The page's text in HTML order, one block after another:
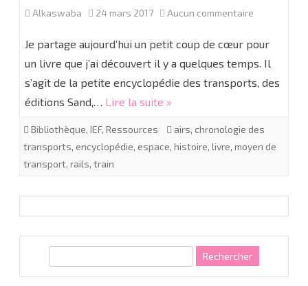
Alkaswaba 24 mars 2017 Aucun commentaire
route…
Je partage aujourd’hui un petit coup de cœur pour
un livre que j’ai découvert il y a quelques temps. Il
s’agit de la petite encyclopédie des transports, des
éditions Sand,… Lire la suite »
Bibliothèque, IEF, Ressources airs, chronologie des
transports, encyclopédie, espace, histoire, livre, moyen de
transport, rails, train